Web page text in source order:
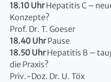
18.10 UhrHepatitis C –
Konzepte?
Prof. Dr. T. Goeser
18.40 UhrPause
18.50 UhrHepatitis B –
die Praxis?
Priv.-Doz. Dr. U. Töx